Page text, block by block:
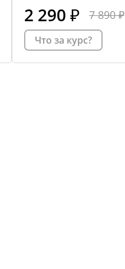
2 290 ₽ 7 890 ₽
Что за курс?